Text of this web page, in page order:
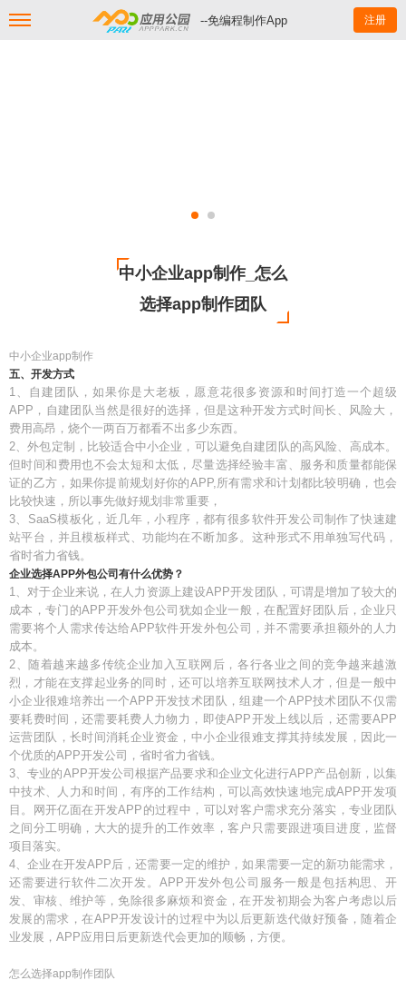
--免编程制作App 注册
中小企业app制作_怎么
选择app制作团队
中小企业app制作
五、开发方式
1、自建团队，如果你是大老板，愿意花很多资源和时间打造一个超级
APP，自建团队当然是很好的选择，但是这种开发方式时间长、风险大，
费用高昂，烧个一两百万都看不出多少东西。
2、外包定制，比较适合中小企业，可以避免自建团队的高风险、高成本。
但时间和费用也不会太短和太低，尽量选择经验丰富、服务和质量都能保
证的乙方，如果你提前规划好你的APP,所有需求和计划都比较明确，也会
比较快速，所以事先做好规划非常重要，
3、SaaS模板化，近几年，小程序，都有很多软件开发公司制作了快速建
站平台，并且模板样式、功能均在不断加多。这种形式不用单独写代码，
省时省力省钱。
企业选择APP外包公司有什么优势？
1、对于企业来说，在人力资源上建设APP开发团队，可谓是增加了较大的
成本，专门的APP开发外包公司犹如企业一般，在配置好团队后，企业只
需要将个人需求传达给APP软件开发外包公司，并不需要承担额外的人力
成本。
2、随着越来越多传统企业加入互联网后，各行各业之间的竞争越来越激
烈，才能在支撑起业务的同时，还可以培养互联网技术人才，但是一般中
小企业很难培养出一个APP开发技术团队，组建一个APP技术团队不仅需
要耗费时间，还需要耗费人力物力，即使APP开发上线以后，还需要APP
运营团队，长时间消耗企业资金，中小企业很难支撑其持续发展，因此一
个优质的APP开发公司，省时省力省钱。
3、专业的APP开发公司根据产品要求和企业文化进行APP产品创新，以集
中技术、人力和时间，有序的工作结构，可以高效快速地完成APP开发项
目。网开亿面在开发APP的过程中，可以对客户需求充分落实，专业团队
之间分工明确，大大的提升的工作效率，客户只需要跟进项目进度，监督
项目落实。
4、企业在开发APP后，还需要一定的维护，如果需要一定的新功能需求，
还需要进行软件二次开发。APP开发外包公司服务一般是包括构思、开
发、审核、维护等，免除很多麻烦和资金，在开发初期会为客户考虑以后
发展的需求，在APP开发设计的过程中为以后更新迭代做好预备，随着企
业发展，APP应用日后更新迭代会更加的顺畅，方便。
怎么选择app制作团队